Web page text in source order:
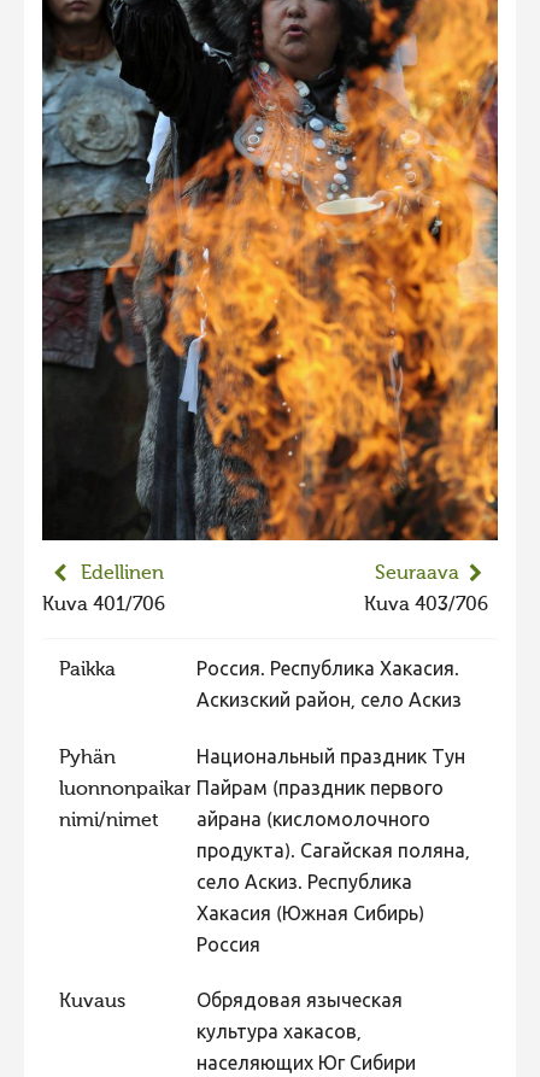
Edellinen
Kuva 401/706
Seuraava
Kuva 403/706
Paikka
Россия. Республика Хакасия.
Аскизский район, село Аскиз
Pyhän
luonnonpaikan
nimi/nimet
Национальный праздник Тун
Пайрам (праздник первого
айрана (кисломолочного
продукта). Сагайская поляна,
село Аскиз. Республика
Хакасия (Южная Сибирь)
Россия
Kuvaus
Обрядовая языческая
культура хакасов,
населяющих Юг Сибири